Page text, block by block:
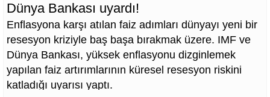
Dünya Bankası uyardı!
Enflasyona karşı atılan faiz adımları dünyayı yeni bir
resesyon kriziyle baş başa bırakmak üzere. IMF ve
Dünya Bankası, yüksek enflasyonu dizginlemek
yapılan faiz artırımlarının küresel resesyon riskini
katladığı uyarısı yaptı.